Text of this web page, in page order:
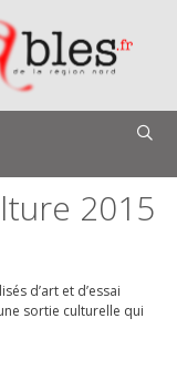
2015
d’art et d’essai
sortie culturelle qui